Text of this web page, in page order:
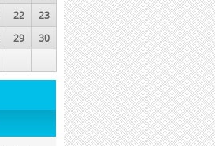
22
23
29
30